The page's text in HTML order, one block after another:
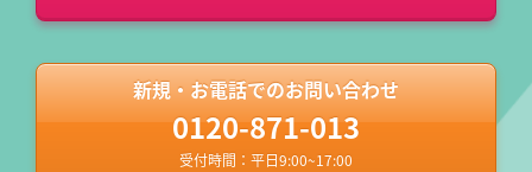
新規・お電話でのお問い合わせ
0120-871-013
受付時間：平日9:00~17:00